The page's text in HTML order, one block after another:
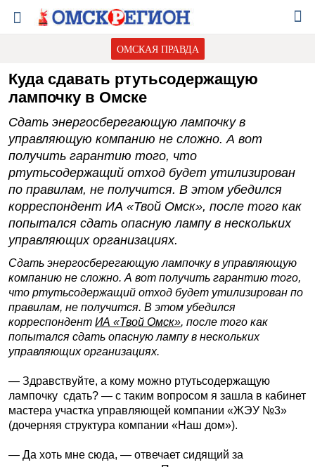
ОМСКАЯ ПРАВДА
Куда сдавать ртутьсодержащую
лампочку в Омске
Сдать энергосберегающую лампочку в
управляющую компанию не сложно. А вот
получить гарантию того, что
ртутьсодержащий отход будет утилизирован
по правилам, не получится. В этом убедился
корреспондент ИА «Твой Омск», после того как
попытался сдать опасную лампу в нескольких
управляющих организациях.
Сдать энергосберегающую лампочку в управляющую
компанию не сложно. А вот получить гарантию того,
что ртутьсодержащий отход будет утилизирован по
правилам, не получится. В этом убедился
корреспондент ИА «Твой Омск», после того как
попытался сдать опасную лампу в нескольких
управляющих организациях.
— Здравствуйте, а кому можно ртутьсодержащую
лампочку сдать? — с таким вопросом я зашла в кабинет
мастера участка управляющей компании «ЖЭУ №3»
(дочерняя структура компании «Наш дом»).
— Да хоть мне сюда, — отвечает сидящий за